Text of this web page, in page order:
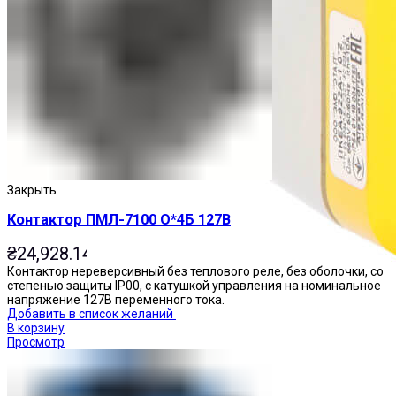
Посты управления
Закрыть
Контактор ПМЛ-7100 О*4Б 127В
₴24,928.14
Контактор нереверсивный без теплового реле, без оболочки, со
степенью защиты IP00, с катушкой управления на номинальное
напряжение 127В переменного тока.
Добавить в список желаний
В корзину
Просмотр